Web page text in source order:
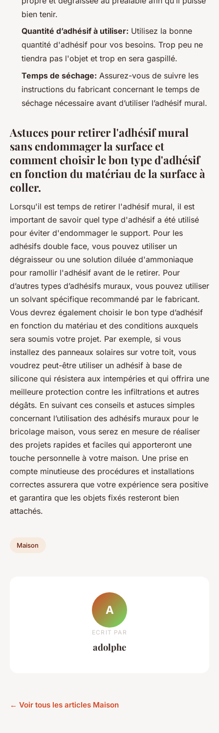
bien tenir.
Quantité d’adhésif à utiliser: Utilisez la bonne
quantité d'adhésif pour vos besoins. Trop peu ne
tiendra pas l'objet et trop en sera gaspillé.
Temps de séchage: Assurez-vous de suivre les
instructions du fabricant concernant le temps de
séchage nécessaire avant d’utiliser l’adhésif mural.
Astuces pour retirer l'adhésif mural
sans endommager la surface et
comment choisir le bon type d'adhésif
en fonction du matériau de la surface à
coller.
Lorsqu'il est temps de retirer l'adhésif mural, il est
important de savoir quel type d'adhésif a été utilisé
pour éviter d'endommager le support. Pour les
adhésifs double face, vous pouvez utiliser un
dégraisseur ou une solution diluée d'ammoniaque
pour ramollir l'adhésif avant de le retirer. Pour
d’autres types d’adhésifs muraux, vous pouvez utiliser
un solvant spécifique recommandé par le fabricant.
Vous devrez également choisir le bon type d’adhésif
en fonction du matériau et des conditions auxquels
sera soumis votre projet. Par exemple, si vous
installez des panneaux solaires sur votre toit, vous
voudrez peut-être utiliser un adhésif à base de
silicone qui résistera aux intempéries et qui offrira une
meilleure protection contre les infiltrations et autres
dégâts. En suivant ces conseils et astuces simples
concernant l’utilisation des adhésifs muraux pour le
bricolage maison, vous serez en mesure de réaliser
des projets rapides et faciles qui apporteront une
touche personnelle à votre maison. Une prise en
compte minutieuse des procédures et installations
correctes assurera que votre expérience sera positive
et garantira que les objets fixés resteront bien
attachés.
Maison
A
ECRIT PAR
adolphe
← Voir tous les articles Maison